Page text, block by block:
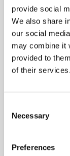
provide social
We also share
our social
may combine it
provided to
of their services.
Selection
Necessary
Preferences